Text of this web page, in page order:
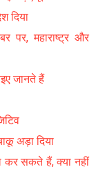
दिया
पर, महाराष्ट्र और
जानते हैं
अड़ा दिया
कर सकते हैं, क्या नहीं